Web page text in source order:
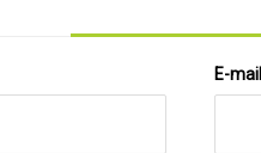
E-